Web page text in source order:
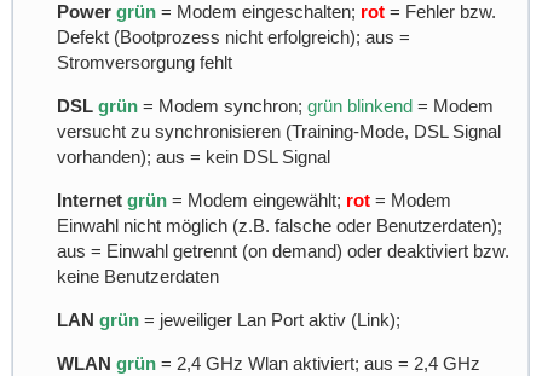
Power grün= Modem eingeschalten; rot= Fehler bzw.
Defekt (Bootprozess nicht erfolgreich); aus =
Stromversorgung fehlt
DSL grün= Modem synchron; grün blinkend= Modem
versucht zu synchronisieren (Training-Mode, DSL Signal
vorhanden); aus = kein DSL Signal
Internet grün= Modem eingewählt; rot = Modem
Einwahl nicht möglich (z.B. falsche oder Benutzerdaten);
aus = Einwahl getrennt (on demand) oder deaktiviert bzw.
keine Benutzerdaten
LAN grün= jeweiliger Lan Port aktiv (Link);
WLAN grün= 2,4 GHz Wlan aktiviert; aus = 2,4 GHz